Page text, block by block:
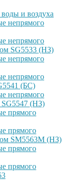
и воздуха
непрямого
непрямого
SG5533 (НЗ)
непрямого
непрямого
(БС)
непрямого
SG5547 (НЗ)
прямого
прямого
SM5563M (НЗ)
прямого
прямого